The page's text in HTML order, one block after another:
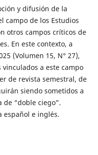
y difusión de la
campo de los Estudios
otros campos críticos de
En este contexto, a
(Volumen 15, N° 27),
a este campo
de revista semestral, de
siendo sometidos a
de “doble ciego”.
español e inglés.